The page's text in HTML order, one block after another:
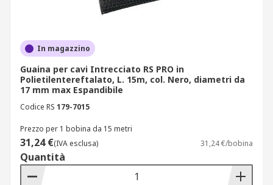
In magazzino
Guaina per cavi Intrecciato RS PRO in
Polietilentereftalato, L. 15m, col. Nero, diametri da
17 mm max Espandibile
Codice RS 179-7015
Prezzo per 1 bobina da 15 metri
31,24 €(IVA esclusa) 31,24 €/bobina
Quantità